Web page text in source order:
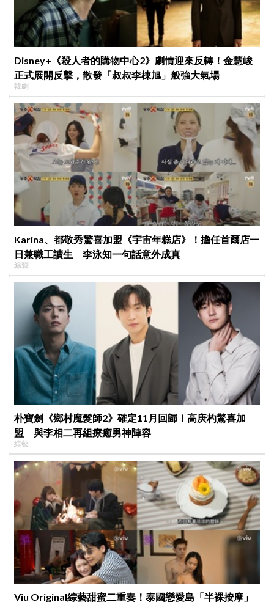
Disney+《殺人者的購物中心2》劇情迎來反轉！金慧峻
正式展開反擊，散發「叔叔李棟旭」般強大氣場
韓劇
Karina、都敬秀驚喜加盟《宇宙年糕店》！擔任首爾店一
日兼職工讀生 李泳知一句話意外成真
綜藝
朴寶劍《鄉村魔髮師2》確定11月回歸！高庚杓驚喜加
盟 與李相二再組療癒男神陣容
綜藝
Viu Original綜藝甜蜜二重奏！泰國戀愛島「半裸按摩」